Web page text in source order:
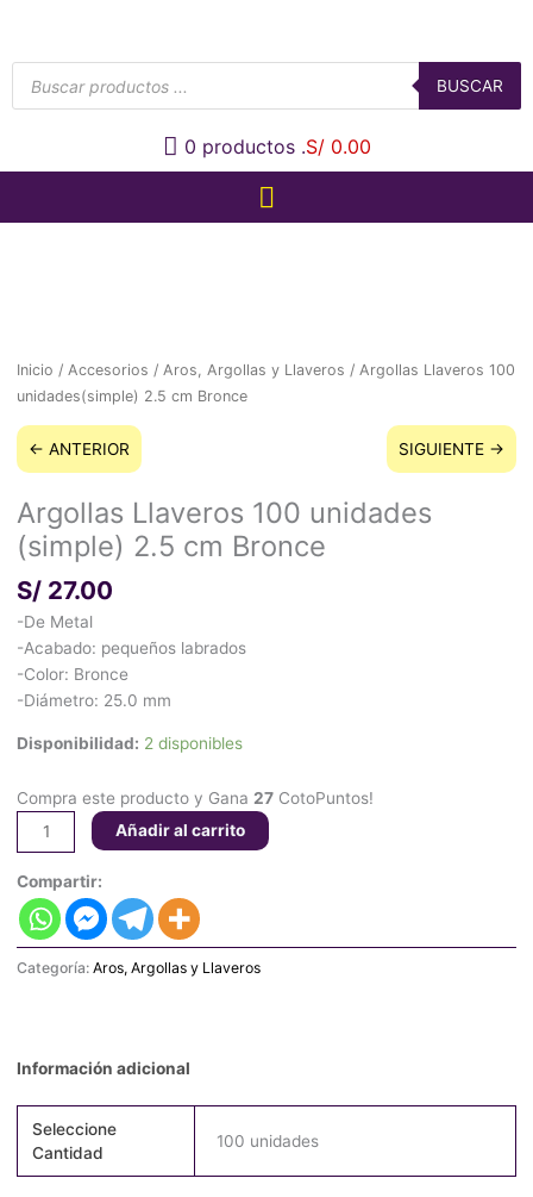
Búsqueda
productos
BUSCAR
0 productos .S/ 0.00
Inicio / Accesorios / Aros, Argollas y Llaveros / Argollas Llaveros 100
unidades(simple) 2.5 cm Bronce
← ANTERIOR SIGUIENTE →
Argollas Llaveros 100 unidades
(simple) 2.5 cm Bronce
S/27.00
-De Metal
-Acabado: pequeños labrados
-Color: Bronce
-Diámetro: 25.0 mm
Disponibilidad: 2 disponibles
Compra este producto y Gana 27CotoPuntos!
100
unidades(simple)
cm
Bronce
Añadir al carrito
Compartir:
Categoría: Aros, Argollas y Llaveros
Información adicional
Seleccione
Cantidad
100 unidades